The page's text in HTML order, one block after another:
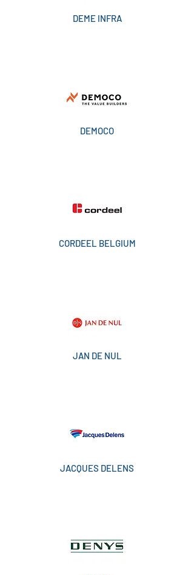
DEME INFRA
DEMOCO
CORDEEL BELGIUM
JAN DE NUL
JACQUES DELENS